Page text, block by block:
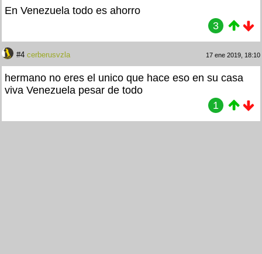
En Venezuela todo es ahorro
3
#4 cerberusvzla 17 ene 2019, 18:10
hermano no eres el unico que hace eso en su casa
viva Venezuela pesar de todo
1